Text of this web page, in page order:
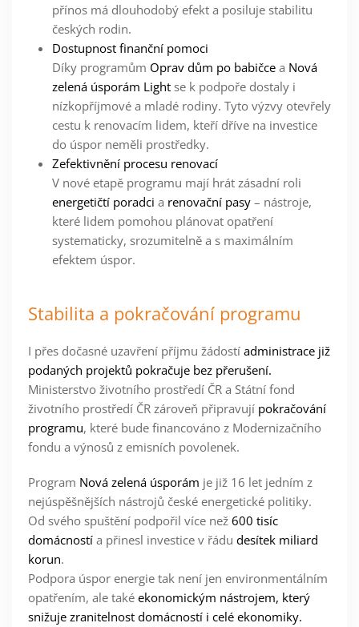
přínos má dlouhodobý efekt a posiluje stabilitu
českých rodin.
Dostupnost finanční pomoci
Díky programům Oprav dům po babičce a Nová
zelená úsporám Light se k podpoře dostaly i
nízkopříjmové a mladé rodiny. Tyto výzvy otevřely
cestu k renovacím lidem, kteří dříve na investice
do úspor neměli prostředky.
Zefektivnění procesu renovací
V nové etapě programu mají hrát zásadní roli
energetičtí poradci a renovační pasy – nástroje,
které lidem pomohou plánovat opatření
systematicky, srozumitelně a s maximálním
efektem úspor.
Stabilita a pokračování programu
I přes dočasné uzavření příjmu žádostí administrace již
podaných projektů pokračuje bez přerušení.
Ministerstvo životního prostředí ČR a Státní fond
životního prostředí ČR zároveň připravují pokračování
programu, které bude financováno z Modernizačního
fondu a výnosů z emisních povolenek.
Program Nová zelená úsporám je již 16 let jedním z
nejúspěšnějších nástrojů české energetické politiky.
Od svého spuštění podpořil více než 600 tisíc
domácností a přinesl investice v řádu desítek miliard
korun.
Podpora úspor energie tak není jen environmentálním
opatřením, ale také ekonomickým nástrojem, který
snižuje zranitelnost domácností i celé ekonomiky.